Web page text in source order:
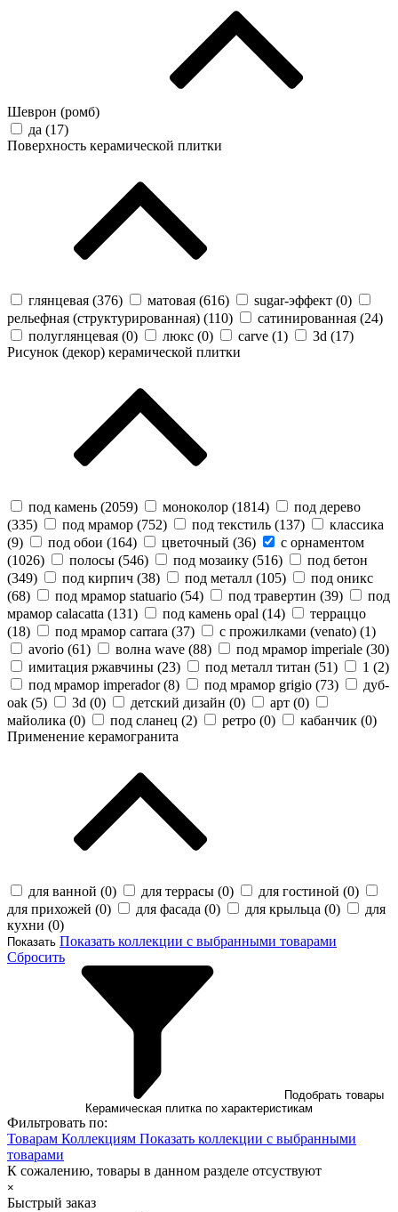
Шеврон (ромб)
да (17)
Поверхность керамической плитки
глянцевая (376) матовая (616) sugar-эффект (0)
рельефная (структурированная) (110) сатинированная (24)
полуглянцевая (0) люкс (0) carve (1) 3d (17)
Рисунок (декор) керамической плитки
под камень (2059) моноколор (1814)
под дерево
(335) под мрамор (752) под текстиль (137)
классика
(9) под обои (164) цветочный (36)
с орнаментом
(1026) полосы (546) под мозаику (516)
под бетон
(349) под кирпич (38) под металл (105)
под оникс
(68) под мрамор statuario (54) под травертин (39)
под
мрамор calacatta (131) под камень opal (14)
терраццо
(18) под мрамор carrara (37) с прожилками (venato) (1)
avorio (61) волна wave (88) под мрамор imperiale (30)
имитация ржавчины (23) под металл титан (51) 1 (2)
под мрамор imperador (8) под мрамор grigio (73)
дуб-
oak (5) 3d (0) детский дизайн (0) арт (0)
майолика (0) под сланец (2) ретро (0) кабанчик (0)
Применение керамогранита
для ванной (0) для террасы (0) для гостиной (0)
для прихожей (0) для фасада (0) для крыльца (0)
для
кухни (0)
Показать Показать коллекции с выбранными товарами
Сбросить
Керамическая плитка по характеристикам
Фильтровать по:
Товарам Коллекциям Показать коллекции с выбранными
товарами
К сожалению, товары в данном разделе отсуствуют
×
Быстрый заказ